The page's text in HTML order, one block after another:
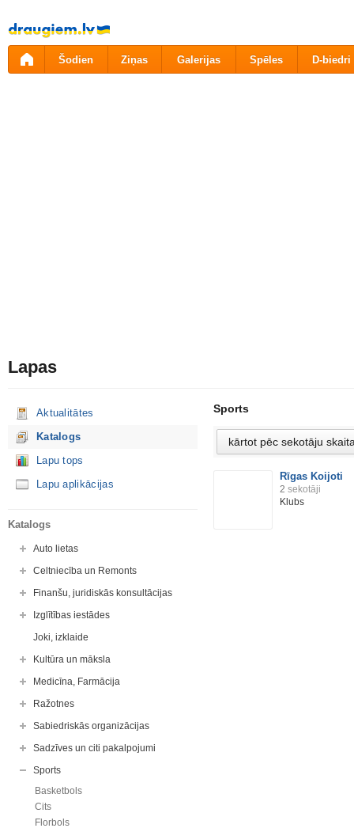
Pāriet
uz
saturu
Šodien Ziņas Galerijas Spēles D-biedri
Lapas
Aktualitātes
Katalogs
Lapu tops
Lapu aplikācijas
Katalogs
Auto lietas
Celtniecība un Remonts
Finanšu, juridiskās konsultācijas
Izglītības iestādes
Joki, izklaide
Kultūra un māksla
Medicīna, Farmācija
Ražotnes
Sabiedriskās organizācijas
Sadzīves un citi pakalpojumi
Sports
Basketbols
Cits
Florbols
Sports
Rīgas Koijoti
2 sekotāji
Klubs